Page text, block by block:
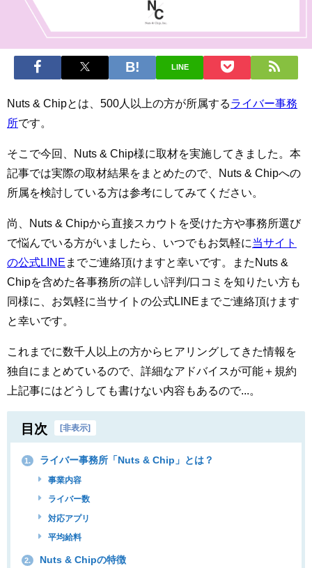
LINE
Nuts & Chipとは、500人以上の方が所属するライバー事務
所です。
そこで今回、Nuts & Chip様に取材を実施してきました。本
記事では実際の取材結果をまとめたので、Nuts & Chipへの
所属を検討している方は参考にしてみてください。
尚、Nuts & Chipから直接スカウトを受けた方や事務所選び
で悩んでいる方がいましたら、いつでもお気軽に当サイト
の公式LINE までご連絡頂けますと幸いです。またNuts &
Chipを含めた各事務所の詳しい評判/口コミを知りたい方も
同様に、お気軽に当サイトの公式LINEまでご連絡頂けます
と幸いです。
これまでに数千人以上の方からヒアリングしてきた情報を
独自にまとめているので、詳細なアドバイスが可能＋規約
上記事にはどうしても書けない内容もあるので...。
目次 [非表示]
1. ライバー事務所「Nuts & Chip」とは？
事業内容
ライバー数
対応アプリ
平均給料
2. Nuts & Chipの特徴